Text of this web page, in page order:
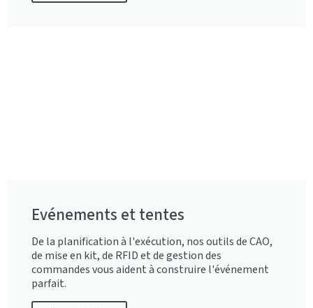
Evénements et tentes
De la planification à l'exécution, nos outils de CAO,
de mise en kit, de RFID et de gestion des
commandes vous aident à construire l'événement
parfait.